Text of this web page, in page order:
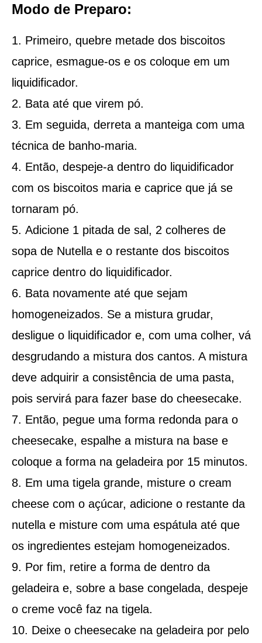
Modo de Preparo:
Primeiro, quebre metade dos biscoitos
caprice, esmague-os e os coloque em um
liquidificador.
Bata até que virem pó.
Em seguida, derreta a manteiga com uma
técnica de banho-maria.
Então, despeje-a dentro do liquidificador
com os biscoitos maria e caprice que já se
tornaram pó.
Adicione 1 pitada de sal, 2 colheres de
sopa de Nutella e o restante dos biscoitos
caprice dentro do liquidificador.
Bata novamente até que sejam
homogeneizados. Se a mistura grudar,
desligue o liquidificador e, com uma colher, vá
desgrudando a mistura dos cantos. A mistura
deve adquirir a consistência de uma pasta,
pois servirá para fazer base do cheesecake.
Então, pegue uma forma redonda para o
cheesecake, espalhe a mistura na base e
coloque a forma na geladeira por 15 minutos.
Em uma tigela grande, misture o cream
cheese com o açúcar, adicione o restante da
nutella e misture com uma espátula até que
os ingredientes estejam homogeneizados.
Por fim, retire a forma de dentro da
geladeira e, sobre a base congelada, despeje
o creme você faz na tigela.
Deixe o cheesecake na geladeira por pelo